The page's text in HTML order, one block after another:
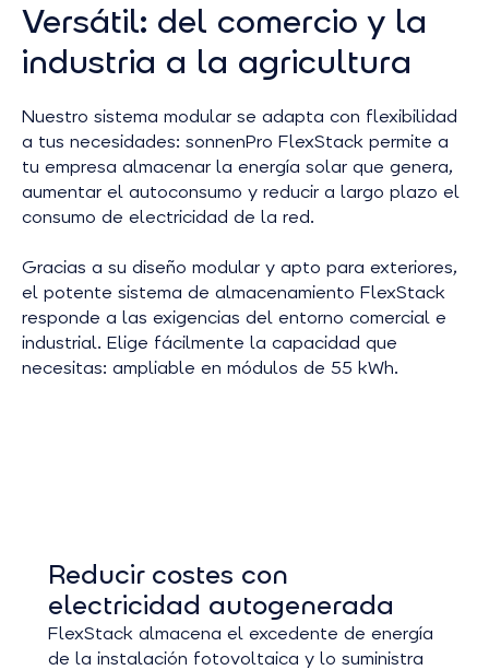
Versátil: del comercio y la
industria a la agricultura
Nuestro sistema modular se adapta con flexibilidad
a tus necesidades: sonnenPro FlexStack permite a
tu empresa almacenar la energía solar que genera,
aumentar el autoconsumo y reducir a largo plazo el
consumo de electricidad de la red.
Gracias a su diseño modular y apto para exteriores,
el potente sistema de almacenamiento FlexStack
responde a las exigencias del entorno comercial e
industrial. Elige fácilmente la capacidad que
necesitas: ampliable en módulos de 55 kWh.
Reducir costes con
electricidad autogenerada
FlexStack almacena el excedente de energía
de la instalación fotovoltaica y lo suministra